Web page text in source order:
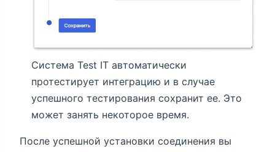
Система Test IT автоматически
протестирует интеграцию и в случае
успешного тестирования сохранит ее. Это
может занять некоторое время.
После успешной установки соединения вы